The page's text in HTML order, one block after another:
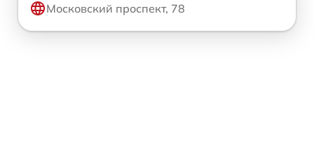
Московский проспект, 78